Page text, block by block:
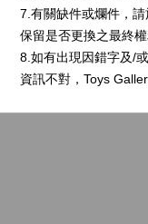
7.有關缺件或爛件，
保留是否更換之最終權
8.如有出現因錯字及/
資訊不對，Toys